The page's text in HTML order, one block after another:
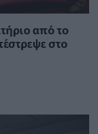
από το
στο